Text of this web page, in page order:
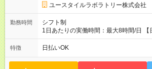
用期間】試用期間あり 試用期間の長さ
与に、本採用時と異なる部分がありま
と同じです。 給与：月給 254,700円 ～
ユースタイルラボラトリー株式会社
勤務時間
シフト制
1日あたりの実働時間：最大8時間/日
＊＊ 勤務時間例 ＊＊ ■8時から17時
ら19時 など ※上記の時間内で8時間勤務（休憩1時間）ご利用
（希望休あり）
特徴 日払いOK